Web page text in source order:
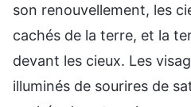
son renouvellement, les
cachés de la terre, et la
devant les cieux. Les
illuminés de sourires de